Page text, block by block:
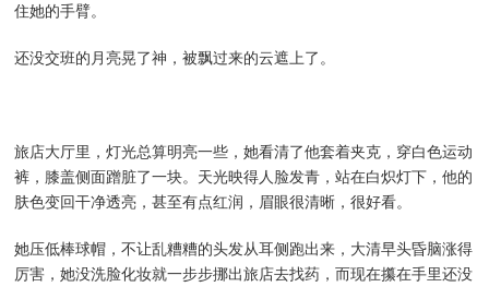
住她的手臂。
还没交班的月亮晃了神，被飘过来的云遮上了。
旅店大厅里，灯光总算明亮一些，她看清了他套着夹克，穿白色运动
裤，膝盖侧面蹭脏了一块。天光映得人脸发青，站在白炽灯下，他的
肤色变回干净透亮，甚至有点红润，眉眼很清晰，很好看。
她压低棒球帽，不让乱糟糟的头发从耳侧跑出来，大清早头昏脑涨得
厉害，她没洗脸化妆就一步步挪出旅店去找药，而现在攥在手里还没